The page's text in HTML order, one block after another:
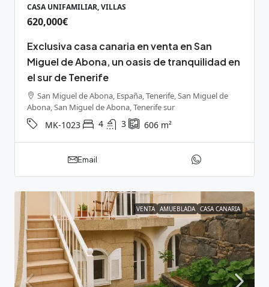
CASA UNIFAMILIAR, VILLAS
620,000€
Exclusiva casa canaria en venta en San
Miguel de Abona, un oasis de tranquilidad en
el sur de Tenerife
San Miguel de Abona, España, Tenerife, San Miguel de
Abona, San Miguel de Abona, Tenerife sur
MK-1023 4 3 606 m²
Email
VENTA AMUEBLADA CASA CANARIA